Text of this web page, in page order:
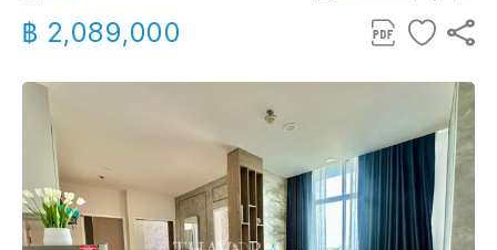
฿ 2,089,000